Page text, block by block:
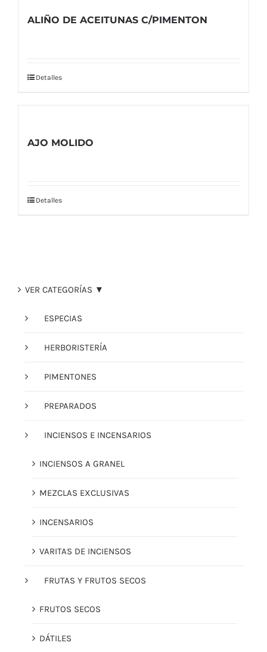
ALIÑO DE ACEITUNAS C/PIMENTON
Detalles
AJO MOLIDO
Detalles
VER CATEGORÍAS ▼
ESPECIAS
HERBORISTERÍA
PIMENTONES
PREPARADOS
INCIENSOS E INCENSARIOS
INCIENSOS A GRANEL
MEZCLAS EXCLUSIVAS
INCENSARIOS
VARITAS DE INCIENSOS
FRUTAS Y FRUTOS SECOS
FRUTOS SECOS
DÁTILES